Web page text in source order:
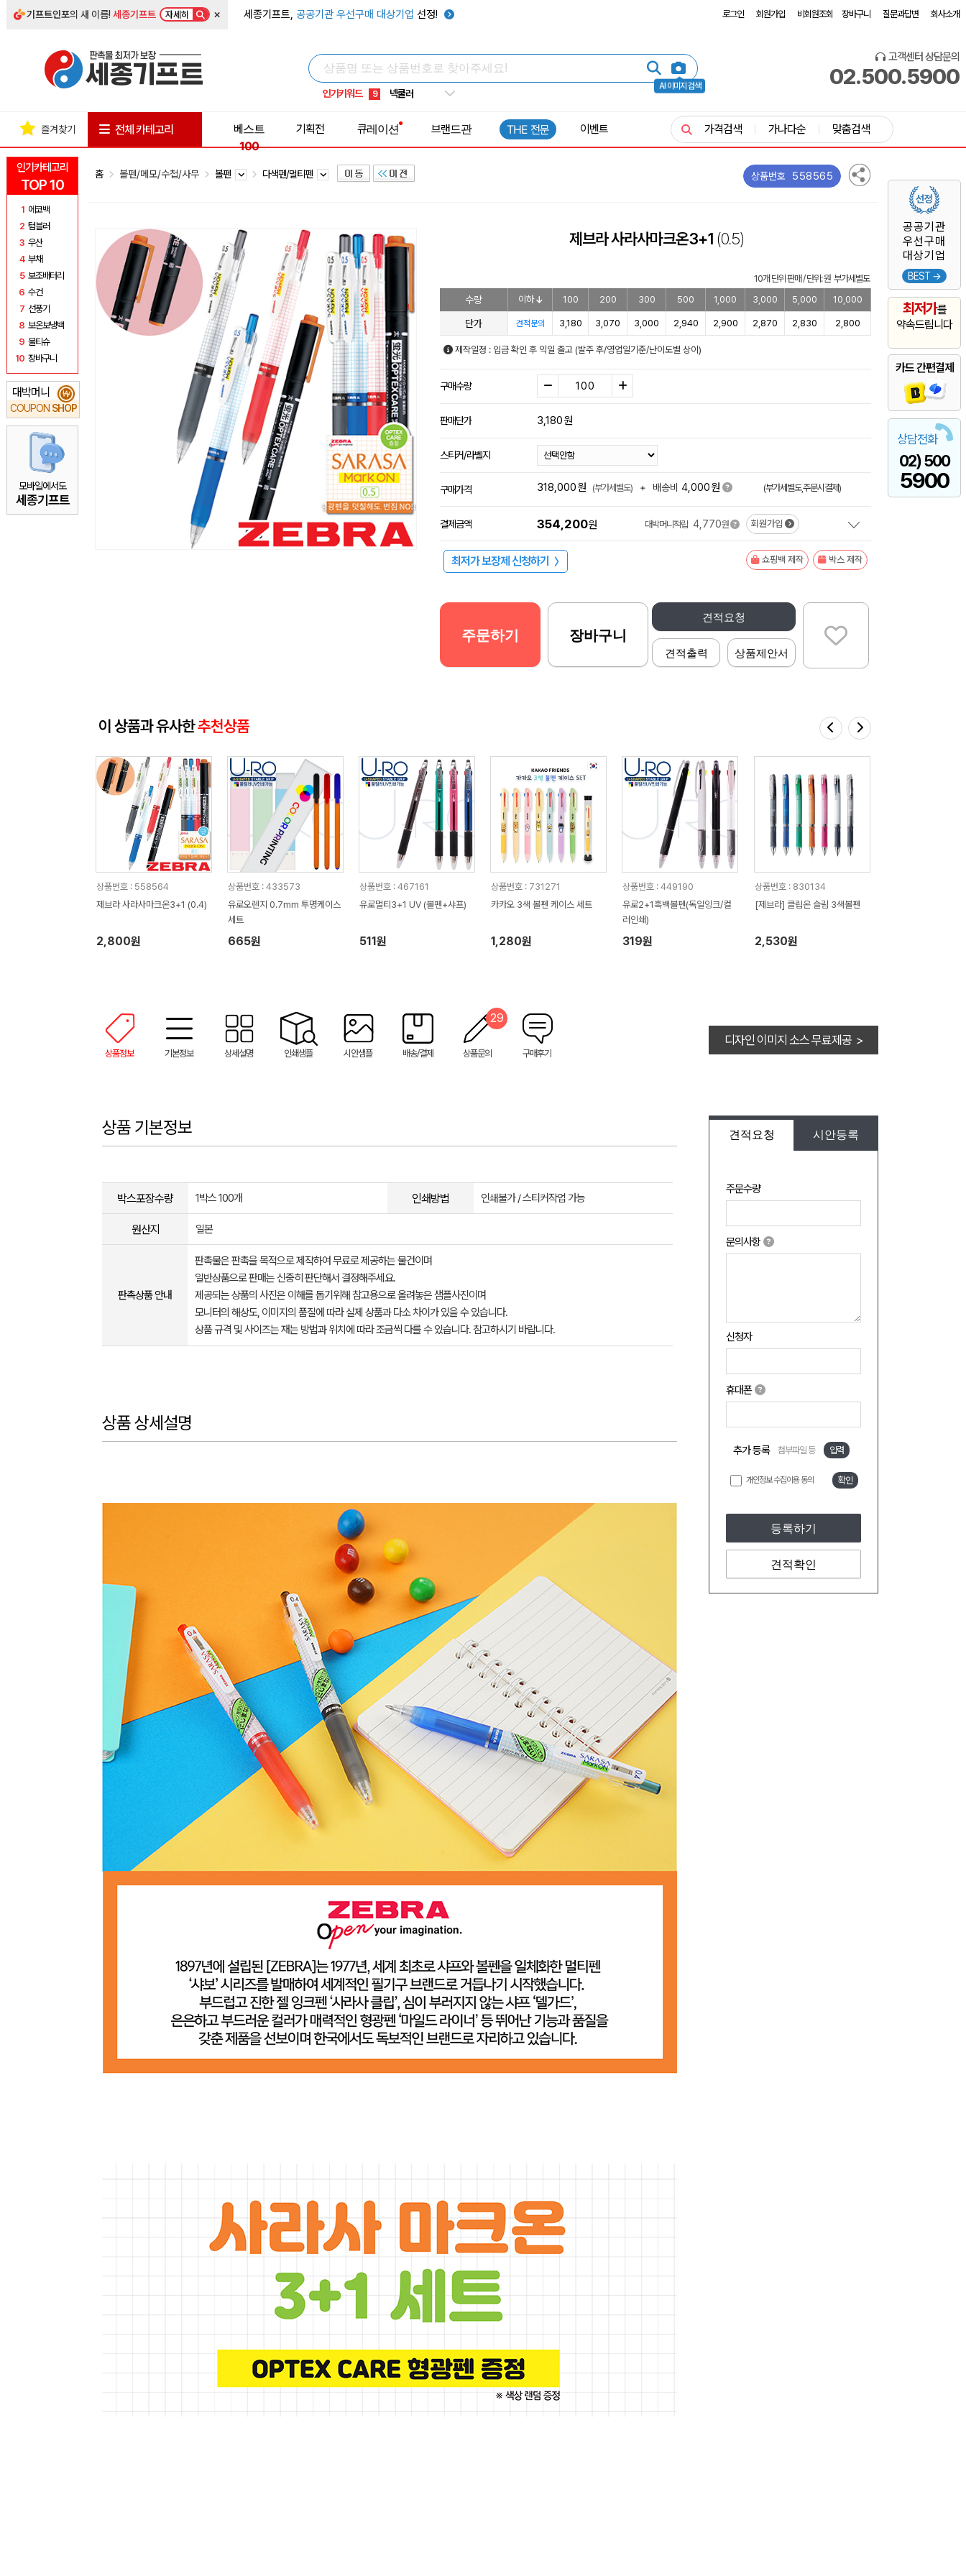
기프트인포의 새 이름!세종기프트 자세히 × 세종기프트, 공공기관 우선구매 대상기업 선정! 로그인 회원가입 비회원조회 장바구니 질문과답변 회사소개
AI 이미지 검색
인기키워드
5 키캡
8 쿨토시
9 넥쿨러
1 선풍기
고객센터 상담문의
02.500.5900
인기카테고리
TOP 10
1 에코백
2 텀블러
3 우산
4 부채
5 보조배터리
6 수건
7 선풍기
8 보온보냉백
9 물티슈
10 장바구니
대박머니
COUPON SHOP
₩
모바일에서도
세종기프트
공공기관
우선구매
대상기업
BEST →
최저가를
약속드립니다
카드 간편결제
상담전화
02) 500
5900
즐겨찾기 전체 카테고리
베스트
100
기획전 큐레이션 브랜드관 THE 전문 이벤트 가격검색 가나다순 맞춤검색
홈 볼펜/메모/수첩/사무 볼펜 다색펜/멀티펜 상품번호 558565
제브라 사라사마크온3+1 (0.5)
10개 단위 판매 / 단위: 원 부가세별도
수량 이하 100 200 300 500 1,000 3,000 5,000 10,000
단가 견적문의 3,180 3,070 3,000 2,940 2,900 2,870 2,830 2,800
제작일정 : 입금 확인 후 익일 출고 (발주 후/영업일기준/난이도별 상이)
구매수량
판매단가 3,180원
스티커/라벨지
구매가격 318,000원 (부가세별도) + 배송비 4,000원 (부가세별도,주문시결제)
결제금액 354,200원 대박머니적립 4,770원 회원가입
최저가 보장제 신청하기 〉 쇼핑백 제작 박스 제작
견적요청
견적출력 상품제안서
주문하기 장바구니
이 상품과 유사한추천상품
상품번호 : 558564
제브라 사라사마크온3+1 (0.4)
2,800원
상품번호 : 433573
유로오렌지 0.7mm 투명케이스
세트
665원
상품번호 : 467161
유로멀티3+1 UV (볼펜+샤프)
511원
상품번호 : 731271
카카오 3색 볼펜 케이스 세트
1,280원
상품번호 : 449190
유로2+1흑백볼펜(독일잉크/컬
러인쇄)
319원
상품번호 : 830134
[제브라] 클립온 슬림 3색볼펜
2,530원
상품정보 기본정보 상세설명 인쇄샘플 시안샘플 배송/결제 상품문의
29
구매후기
디자인 이미지 소스 무료제공 >
견적요청 시안등록
주문수량
문의사항
신청자
휴대폰
추가 등록 첨부파일 등 입력
개인정보 수집이용 동의 확인
등록하기
견적확인
상품 기본정보
박스포장수량 1박스 100개 인쇄방법 인쇄불가 / 스티커작업 가능
원산지 일본
판촉상품 안내
판촉물은 판촉을 목적으로 제작하여 무료로 제공하는 물건이며
일반상품으로 판매는 신중히 판단해서 결정해주세요.
제공되는 상품의 사진은 이해를 돕기위해 참고용으로 올려놓은 샘플사진이며
모니터의 해상도, 이미지의 품질에 따라 실제 상품과 다소 차이가 있을 수 있습니다.
상품 규격 및 사이즈는 재는 방법과 위치에 따라 조금씩 다를 수 있습니다. 참고하시기 바랍니다.
상품 상세설명